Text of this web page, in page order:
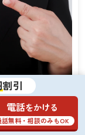
割引
電話をかける
話無料・相談のみもOK